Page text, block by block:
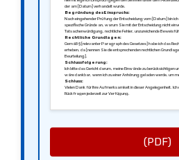
der am [Datum] verhandelt wurde.
Begründung des Einspruchs:
Nach eingehender Prüfung der Entscheidung vom [Datum] bin
spezifische Gründe an, warum Sie mit der Entscheidung nicht
Tatsachenwürdigung, rechtliche Fehler, unzureichende
Rechtliche Grundlagen:
Gemäß § [relevanter Paragraph des Gesetzes] habe ich das
erheben, da [nennen Sie die entsprechenden rechtlichen
Beurteilung].
Schlussfolgerung:
Ich bitte das Gericht darum, meine Einwände zu berücksichtigen
wäre dankbar, wenn ich zu einer Anhörung geladen werde, um
Schluss:
Vielen Dank für Ihre Aufmerksamkeit in dieser Angelegenheit.
Rückfragen jederzeit zur Verfügung.
(PDF)